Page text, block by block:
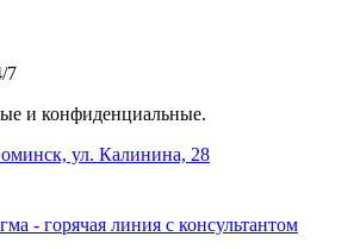
7
и конфиденциальные.
ул. Калинина, 28
- горячая линия с консультантом